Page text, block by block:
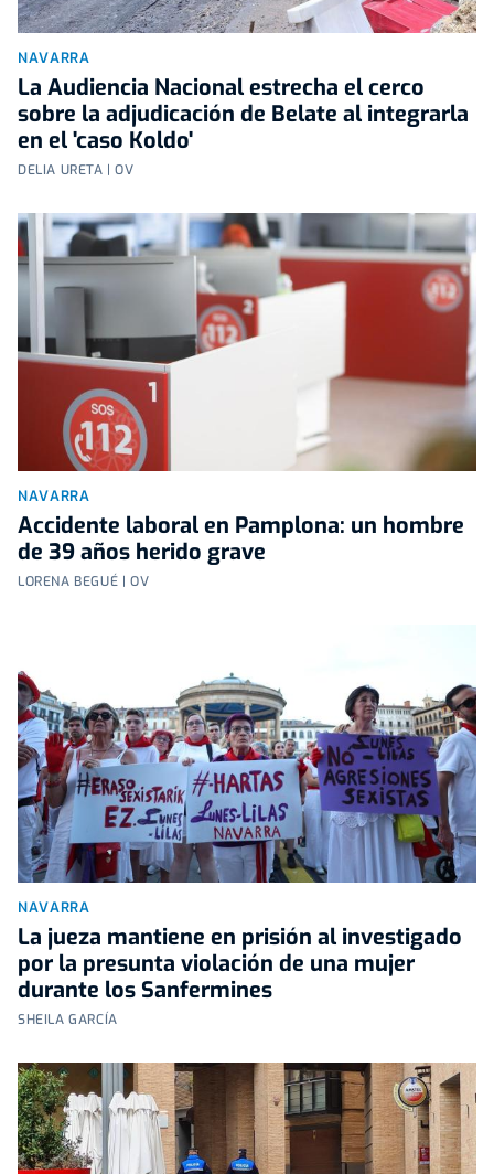
NAVARRA
La Audiencia Nacional estrecha el cerco
sobre la adjudicación de Belate al integrarla
en el 'caso Koldo'
DELIA URETA | OV
NAVARRA
Accidente laboral en Pamplona: un hombre
de 39 años herido grave
LORENA BEGUÉ | OV
NAVARRA
La jueza mantiene en prisión al investigado
por la presunta violación de una mujer
durante los Sanfermines
SHEILA GARCÍA